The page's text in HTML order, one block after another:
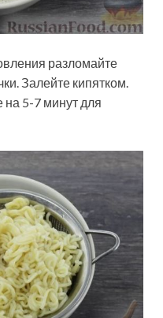
разломайте
Залейте кипятком.
на 5-7 минут для